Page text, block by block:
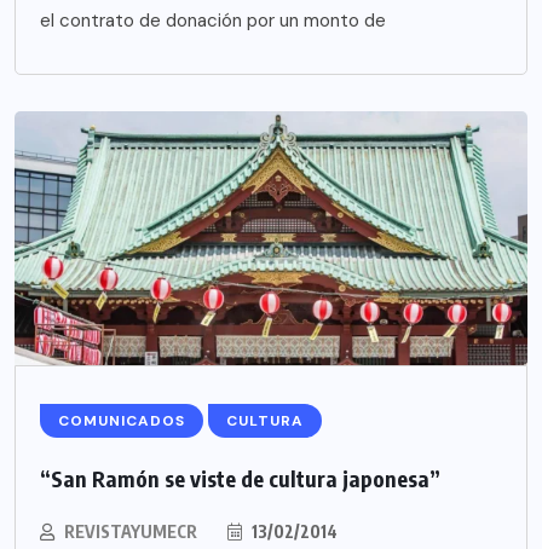
el contrato de donación por un monto de
COMUNICADOS CULTURA
“San Ramón se viste de cultura japonesa”
REVISTAYUMECR 13/02/2014